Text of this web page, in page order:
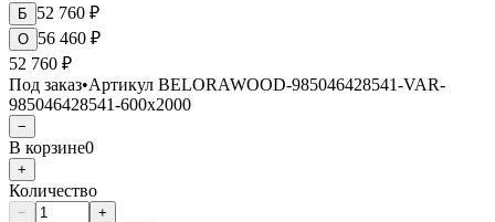
Б 52 760 ₽
О 56 460 ₽
52 760 ₽
Под заказ•Артикул BELORAWOOD-985046428541-VAR-
985046428541-600x2000
−
В корзине0
+
Количество
−
+